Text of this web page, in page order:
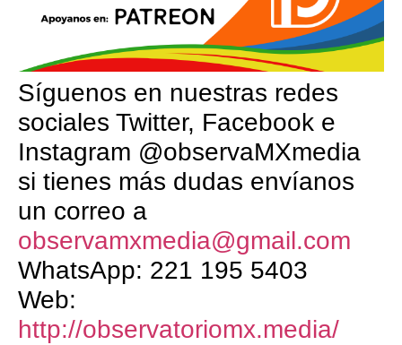
Síguenos en nuestras redes
sociales Twitter, Facebook e
Instagram @observaMXmedia
si tienes más dudas envíanos
un correo a
observamxmedia@gmail.com
WhatsApp: 221 195 5403
Web:
http://observatoriomx.media/